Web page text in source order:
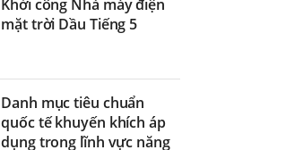
Khởi công Nhà máy điện
mặt trời Dầu Tiếng 5
Danh mục tiêu chuẩn
quốc tế khuyến khích áp
dụng trong lĩnh vực năng